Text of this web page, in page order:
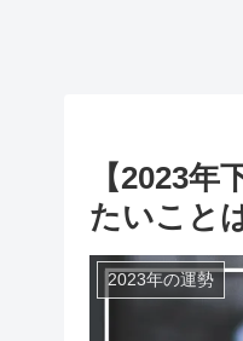
【2023
たいこと
2023年の運勢